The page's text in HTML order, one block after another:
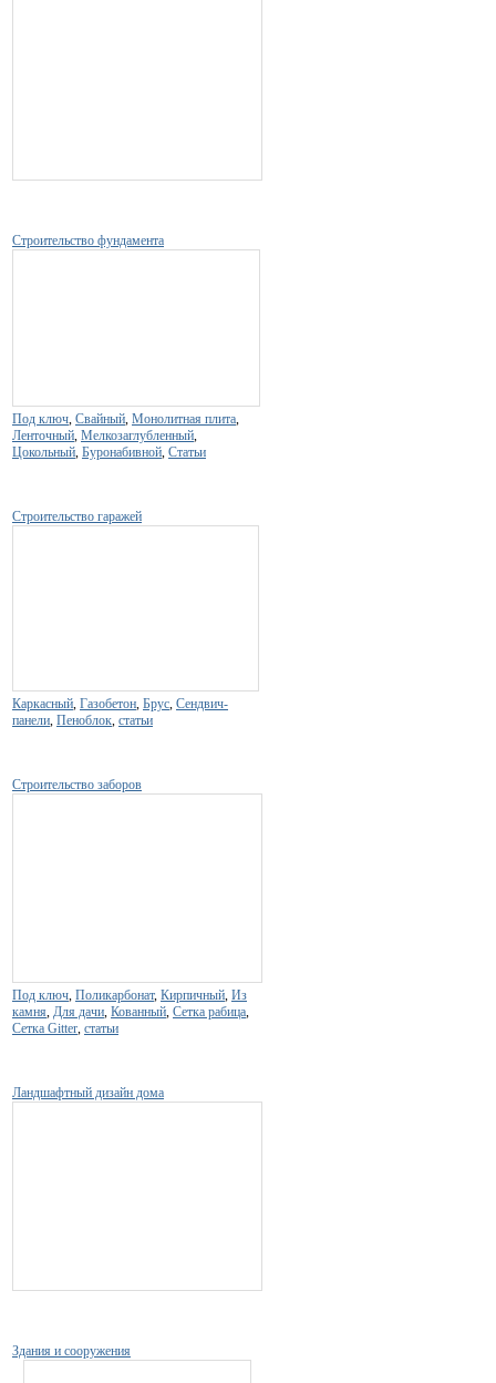
Строительство фундамента
Под ключ Свайный Монолитная плита
Ленточный Мелкозаглубленный
Цокольный Буронабивной Статьи
Строительство гаражей
Каркасный Газобетон Брус Сендвич-
панели Пеноблок статьи
Строительство заборов
Под ключ Поликарбонат, Кирпичный Из
камня Для дачи Кованный Сетка рабица
Сетка Gitter статьи
Ландшафтный дизайн дома
Здания и сооружения